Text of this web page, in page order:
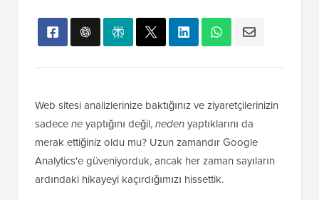
Web sitesi analizlerinize baktığınız ve ziyaretçilerinizin
sadeceneyaptığını değil,nedenyaptıklarını da
merak ettiğiniz oldu mu? Uzun zamandır Google
Analytics'e güveniyorduk, ancak her zaman sayıların
ardındaki hikayeyi kaçırdığımızı hissettik.